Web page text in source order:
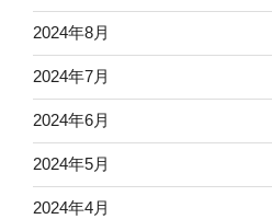
2024年8月
2024年7月
2024年6月
2024年5月
2024年4月